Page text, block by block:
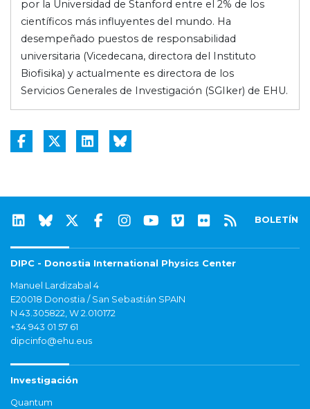
por la Universidad de Stanford entre el 2% de los
científicos más influyentes del mundo. Ha
desempeñado puestos de responsabilidad
universitaria (Vicedecana, directora del Instituto
Biofisika) y actualmente es directora de los
Servicios Generales de Investigación (SGIker) de EHU.
BOLETÍN
DIPC - Donostia International Physics Center
Manuel Lardizabal 4
E20018 Donostia / San Sebastián SPAIN
N 43.305822, W 2.010172
+34 943 01 57 61
dipcinfo@ehu.eus
Investigación
Quantum